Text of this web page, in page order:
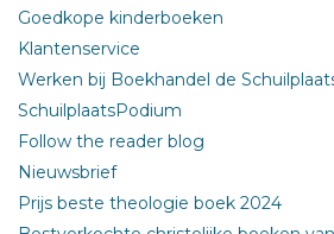
Goedkope kinderboeken
Klantenservice
Werken bij Boekhandel de
SchuilplaatsPodium
Follow the reader blog
Nieuwsbrief
Prijs beste theologie boek 2024